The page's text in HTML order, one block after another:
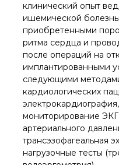
клинический опыт
ишемической
приобретенными
ритма сердца и
после операций на
имплантированными
следующими
кардиологических
мониторирование
артериального
трансэзофагеальная
нагрузочные тесты